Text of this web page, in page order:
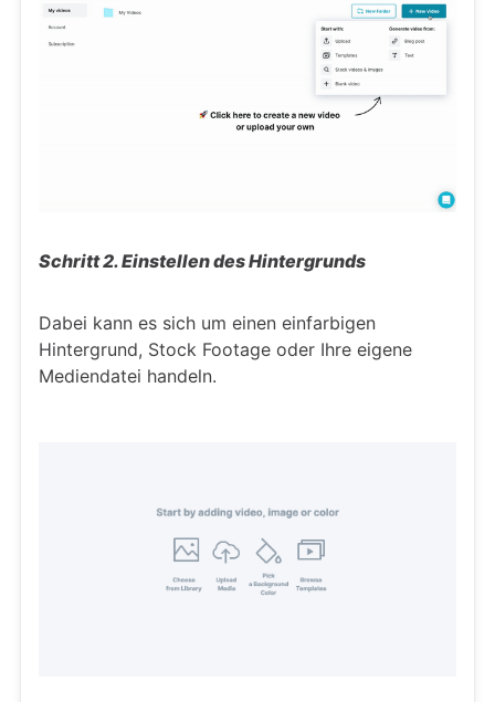
Schritt 2. Einstellen des Hintergrunds
Dabei kann es sich um einen einfarbigen
Hintergrund, Stock Footage oder Ihre eigene
Mediendatei handeln.